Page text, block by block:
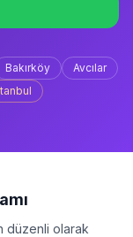
Bakırköy
Avcılar
düzenli olarak